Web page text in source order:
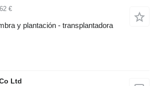
€
y plantación - transplantadora
Ltd